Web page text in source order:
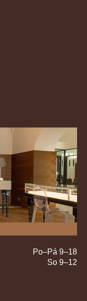
Po–Pá 9–18
So 9–12